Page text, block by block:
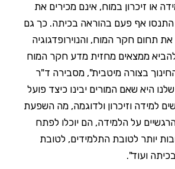
או זיכרון במוח, אינם מכירים את
התנסו אף פעם בהוראה בכיתה. כך גם
את תחום חקר המוח, והנוירופדגוגיה
ממצאים מחזית מדע חקר המוח
בצורה מיטבית", מסבירה ד"ר
היא שאם המורים יבינו כיצד פועל
למידה וזיכרון ולדוגמה, מה השפעת
על הלמידה, הם יוכלו לפתח
יותר לטובת התלמידים, לטובת
ועוד".